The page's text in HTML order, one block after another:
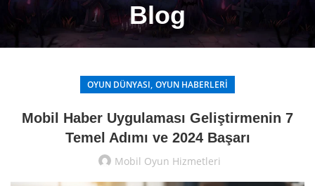
Blog
OYUN DÜNYASI, OYUN HABERLERI
Mobil Haber Uygulaması Geliştirmenin 7
Temel Adımı ve 2024 Başarı
Mobil Oyun Hizmetleri